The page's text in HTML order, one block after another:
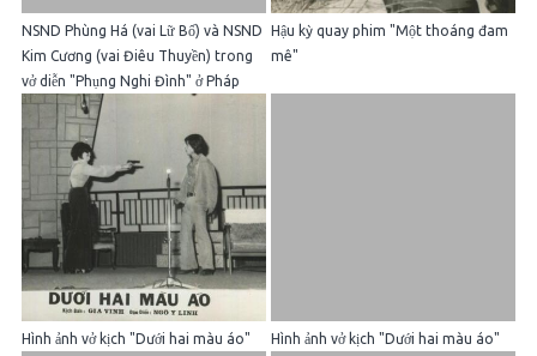
NSND Phùng Há (vai Lữ Bố) và NSND
Kim Cương (vai Điêu Thuyền) trong
vở diễn "Phụng Nghi Đình" ở Pháp
Hậu kỳ quay phim "Một thoáng đam
mê"
Hình ảnh vở kịch "Dưới hai màu áo" Hình ảnh vở kịch "Dưới hai màu áo"